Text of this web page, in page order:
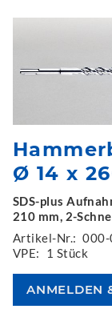
Ø 14 x
SDS-plus
210 mm, 2-
Artikel-Nr.:
VPE:
1 Stück